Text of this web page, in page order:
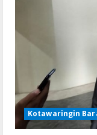
Kotawaringin